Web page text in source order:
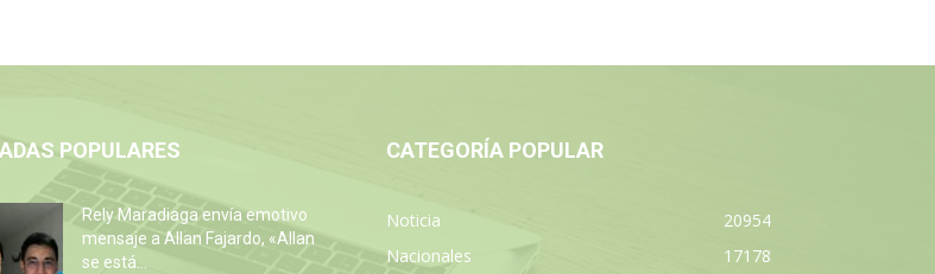
POPULARES
Rely Maradiaga envía emotivo
mensaje a Allan Fajardo, «Allan
se está...
CATEGORÍA POPULAR
Noticia
20954
Nacionales
17178